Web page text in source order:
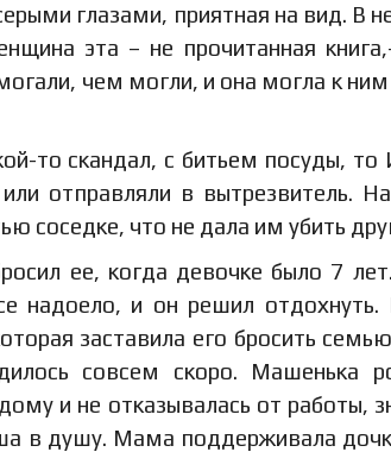
глазами, приятная на вид. В
эта – не прочитанная
чем могли, и она могла к
то скандал, с битьем посуды,
или отправляли в вытрезвитель.
соседке, что не дала им убить
ее, когда девочке было 7
надоело, и он решил отдохнуть.
заставила его бросить
совсем скоро. Машенька
и не отказывалась от работы,
в душу. Мама поддерживала